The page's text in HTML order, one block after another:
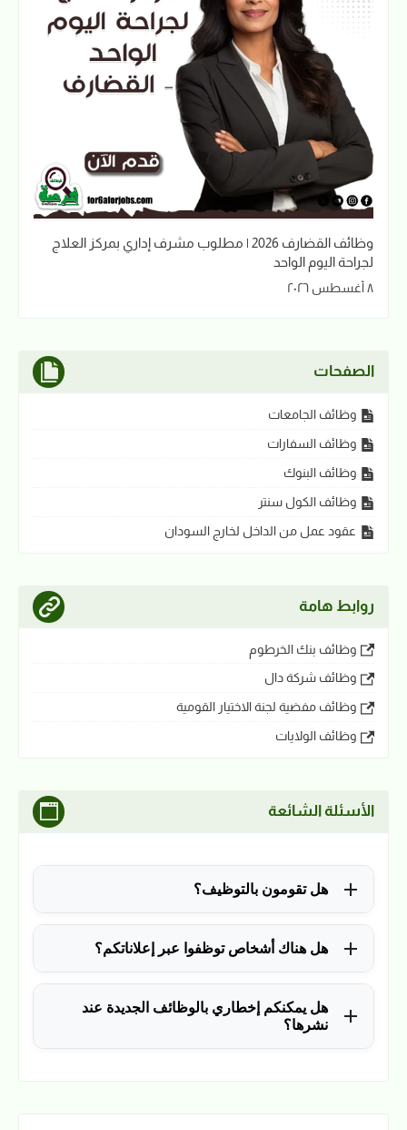
وظائف القضارف 2026 | مطلوب مشرف إداري بمركز العلاج
لجراحة اليوم الواحد
٨ أغسطس ٢٠٢٦
الصفحات
وظائف الجامعات
وظائف السفارات
وظائف البنوك
وظائف الكول سنتر
عقود عمل من الداخل لخارج السودان
روابط هامة
وظائف بنك الخرطوم
وظائف شركة دال
وظائف مفضية لجنة الاختيار القومية
وظائف الولايات
الأسئلة الشائعة
هل تقومون بالتوظيف؟
للأسف لا، في الوقت الحالي نقوم فقط بنشر الوظائف
المتاحة.هل هناك أشخاص توظفوا عبر إعلاناتكم؟
نعم ولله الحمد، منذ التأسيس في 2018 نشرنا آلاف
الوظائف، وكانت سببًا في توظيف آلاف من المتابعين.
هل يمكنكم إخطاري بالوظائف الجديدة عند
نشرها؟